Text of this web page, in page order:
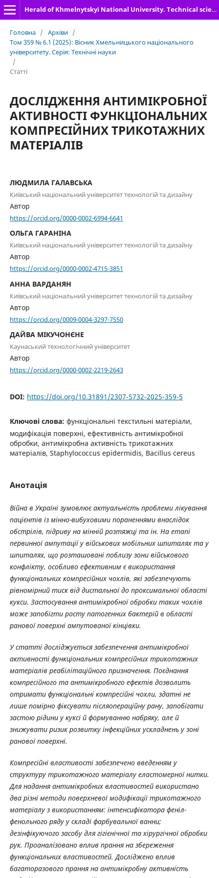
Herald of Khmelnytskyi National University. Technical sciences
Головна / Архіви /
Том 359 № 6.1 (2025): Вісник Хмельницького національного
університету. Серія: Технічні науки
/
Статті
ДОСЛІДЖЕННЯ АНТИМІКРОБНОЇ
АКТИВНОСТІ ФУНКЦІОНАЛЬНИХ
КОМПРЕСІЙНИХ ТРИКОТАЖНИХ
МАТЕРІАЛІВ
ЛЮДМИЛА ГАЛАВСЬКА
Київський національний університет технологій та дизайну
Автор
https://orcid.org/0000-0002-6994-6641
ОЛЬГА ГАРАНІНА
Київський національний університет технологій та дизайну
Автор
https://orcid.org/0000-0002-4715-3851
АННА ВАРДАНЯН
Київський національний університет технологій та дизайну
Автор
https://orcid.org/0009-0004-3297-7550
ДАЙВА МІКУЧОНЄНЕ
Каунаський технологічний університет
Автор
https://orcid.org/0000-0002-2219-2643
DOI: https://doi.org/10.31891/2307-5732-2025-359-5
Ключові слова: функціональні текстильні матеріали,
модифікація поверхні, ефективність антимікробної
обробки, антимікробна активність трикотажних
матеріалів, Staphylococcus epidermidis, Bacillus cereus
Анотація
Війна в Україні зумовлює актуальність проблеми лікування
пацієнтів із мінно-вибуховими пораненнями внаслідок
обстрілів, підриву на мінній розтяжці та ін. На етапі
первинної ампутації у військових мобільних шпиталях та у
шпиталях, що розташовані поблизу зони військового
конфлікту, особливо ефективним є використання
функціональних компресійних чохлів, які забезпечують
рівномірний тиск від дистальної до проксимальної області
кукси. Застосування антимікробної обробки таких чохлів
може запобігти росту патогенних бактерій в області
ранової поверхні ампутованої кінцівки.
У статті досліджується забезпечення антимікробної
активності функціональних компресійних трикотажних
матеріалів реабілітаційного призначення. Поєднання
компресійного та антимікробного ефектів дозволить
отримати функціональні компресійні чохли, здатні не
лише помірно фіксувати післяопераційну рану, запобігати
застою рідини у куксі й формуванню набряку, але й
знижувати ризик розвитку інфекційних ускладнень у зоні
ранової поверхні.
Компресійні властивості забезпечено введенням у
структуру трикотажного матеріалу еластомерної нитки.
Для надання антимікробних властивостей використано
два різні методи поверхневої модифікації трикотажного
матеріалу з використанням: інтенсифікатора феніл-
фенольного ряду у складі фарбувальної ванни;
дезінфікуючого засобудля гігієнічної та хірургічної обробки
рук. Проаналізовано вплив прання на збереження
функціональних властивостей. Досліджено вплив
багаторазового прання на антимікробну активність